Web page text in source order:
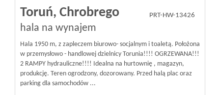
Toruń, Chrobrego
hala na wynajem
PRT-HW-13426
Hala 1950 m, z zapleczem biurowo- socjalnym i toaletą. Położona
w przemysłowo - handlowej dzielnicy Torunia!!!! OGRZEWANA!!!
2 RAMPY hydrauliczne!!!! Idealna na hurtownię , magazyn,
produkcję. Teren ogrodzony, dozorowany. Przed halą plac oraz
parking dla samochodów ...